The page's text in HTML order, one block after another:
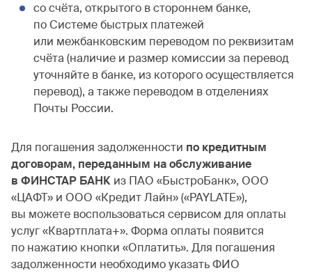
со счёта, открытого в стороннем банке,
по Системе быстрых платежей
или межбанковским переводом по реквизитам
счёта (наличие и размер комиссии за перевод
уточняйте в банке, из которого осуществляется
перевод), а также переводом в отделениях
Почты России.
Для погашения задолженности по кредитным
договорам, переданным на обслуживание
в ФИНСТАР БАНК из ПАО «БыстроБанк», ООО
«ЦАФТ» и ООО «Кредит Лайн» («PAYLATE»),
вы можете воспользоваться сервисом для оплаты
услуг «Квартплата+». Форма оплаты появится
по нажатию кнопки «Оплатить». Для погашения
задолженности необходимо указать ФИО